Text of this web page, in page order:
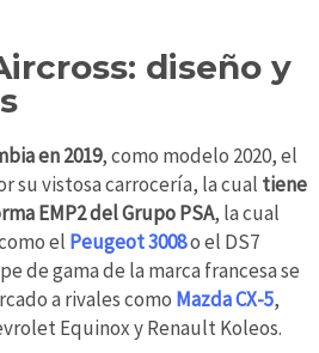
diseño y
en 2019, como modelo 2020, el
su vistosa carrocería, la cual tiene
EMP2 del Grupo PSA, la cual
el Peugeot 3008o el DS7
de gama de la marca francesa se
a rivales como Mazda CX-5,
Equinox y Renault Koleos.